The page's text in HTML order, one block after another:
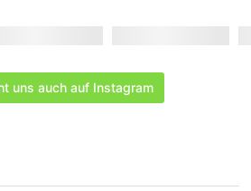
uns auch auf Instagram